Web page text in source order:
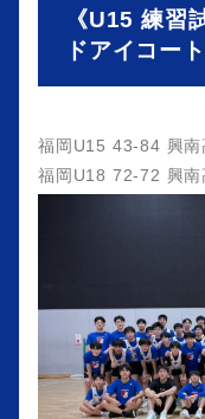
《U15 練習
ドアイコー
福岡U15 43-84 興南
福岡U18 72-72 興南